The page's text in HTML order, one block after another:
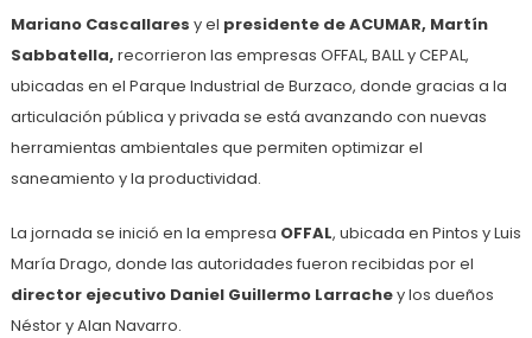
Mariano Cascallares y el presidente de ACUMAR, Martín
Sabbatella, recorrieron las empresas OFFAL, BALL y CEPAL,
ubicadas en el Parque Industrial de Burzaco, donde gracias a la
articulación pública y privada se está avanzando con nuevas
herramientas ambientales que permiten optimizar el
saneamiento y la productividad.
La jornada se inició en la empresa OFFAL, ubicada en Pintos y Luis
María Drago, donde las autoridades fueron recibidas por el
director ejecutivo Daniel Guillermo Larrachey los dueños
Néstor y Alan Navarro.